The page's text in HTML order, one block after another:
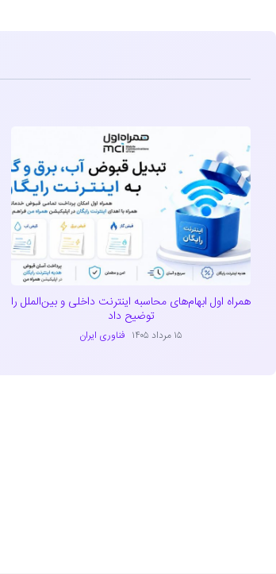
همراه اول ابهام‌های محاسبه اینترنت داخلی و بین‌الملل را
توضیح داد
۱۵ مرداد ۱۴۰۵ فناوری ایران